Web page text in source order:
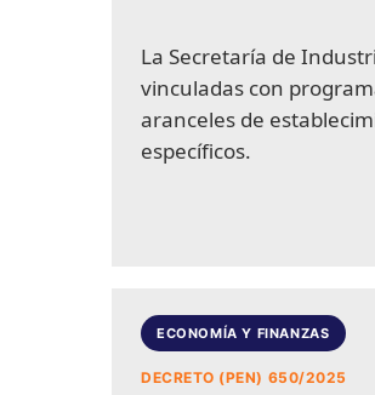
La Secretaría de
vinculadas con
aranceles de
específicos.
ECONOMÍA Y FINANZAS
DECRETO (PEN) 650/2025